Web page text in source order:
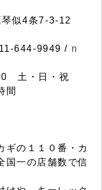
似4条7-3-12
644-9949 / n
00 土・日・祝
間
ギの１１０番・カ
国一の店舗数で信